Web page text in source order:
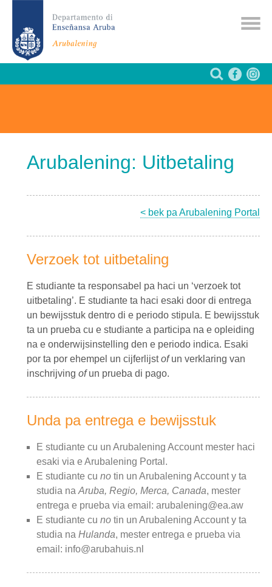
Arubalening: Uitbetaling
< bek pa Arubalening Portal
Verzoek tot uitbetaling
E studiante ta responsabel pa haci un ‘verzoek tot
uitbetaling’. E studiante ta haci esaki door di entrega
un bewijsstuk dentro di e periodo stipula. E bewijsstuk
ta un prueba cu e studiante a participa na e opleiding
na e onderwijsinstelling den e periodo indica. Esaki
por ta por ehempel un cijferlijstofun verklaring van
inschrijving ofun prueba di pago.
Unda pa entrega e bewijsstuk
E studiante cu un Arubalening Account mester haci
esaki via e Arubalening Portal.
E studiante cu no tin un Arubalening Account y ta
studia na Aruba, Regio, Merca, Canada, mester
entrega e prueba via email: arubalening@ea.aw
E studiante cu no tin un Arubalening Account y ta
studia na Hulanda, mester entrega e prueba via
email: info@arubahuis.nl